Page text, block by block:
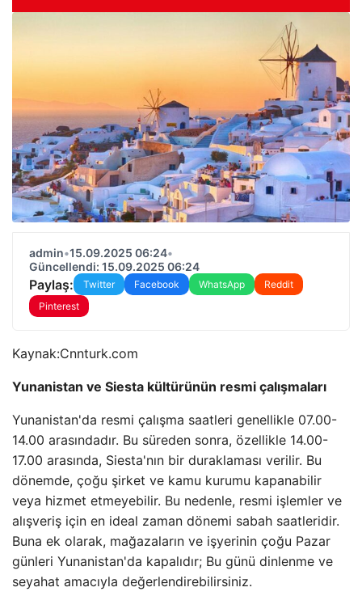
admin•15.09.2025 06:24•
Güncellendi: 15.09.2025 06:24
Paylaş: Twitter Facebook WhatsApp
Reddit
Pinterest
Kaynak:Cnnturk.com
Yunanistan ve Siesta kültürünün resmi çalışmaları
Yunanistan'da resmi çalışma saatleri genellikle 07.00-
14.00 arasındadır. Bu süreden sonra, özellikle 14.00-
17.00 arasında, Siesta'nın bir duraklaması verilir. Bu
dönemde, çoğu şirket ve kamu kurumu kapanabilir
veya hizmet etmeyebilir. Bu nedenle, resmi işlemler ve
alışveriş için en ideal zaman dönemi sabah saatleridir.
Buna ek olarak, mağazaların ve işyerinin çoğu Pazar
günleri Yunanistan'da kapalıdır; Bu günü dinlenme ve
seyahat amacıyla değerlendirebilirsiniz.